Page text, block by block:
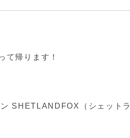
て帰ります！
SHETLANDFOX（シェットラ